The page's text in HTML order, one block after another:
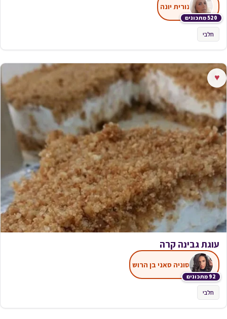
520 מתכונים
נורית יונה
חלבי
♥
עוגת גבינה קרה
92 מתכונים
סוניה סאני בן הרוש
חלבי